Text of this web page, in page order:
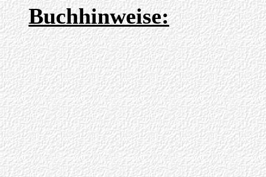
Buchhinweise: